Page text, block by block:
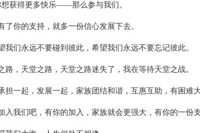
得更多快乐——那么参与我们。
你的支持，就多一份信心发展下去。
们永远不要碰到彼此，希望我们永远不要忘记彼此。
，天堂之路，天堂之路迷失了，我在等待天堂之战。
一起，发展一起，家族团结和谐，互惠互助，有困难大
我们吧，有你的加入，家族就会更强大，有你的一份支